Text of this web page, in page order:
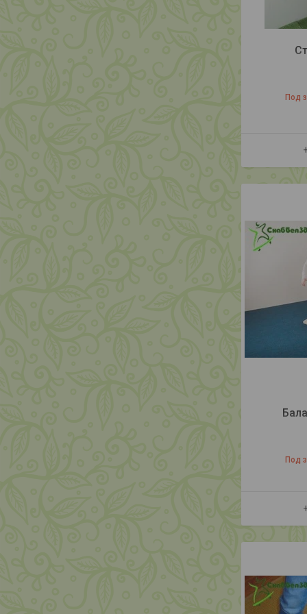
Под
Под